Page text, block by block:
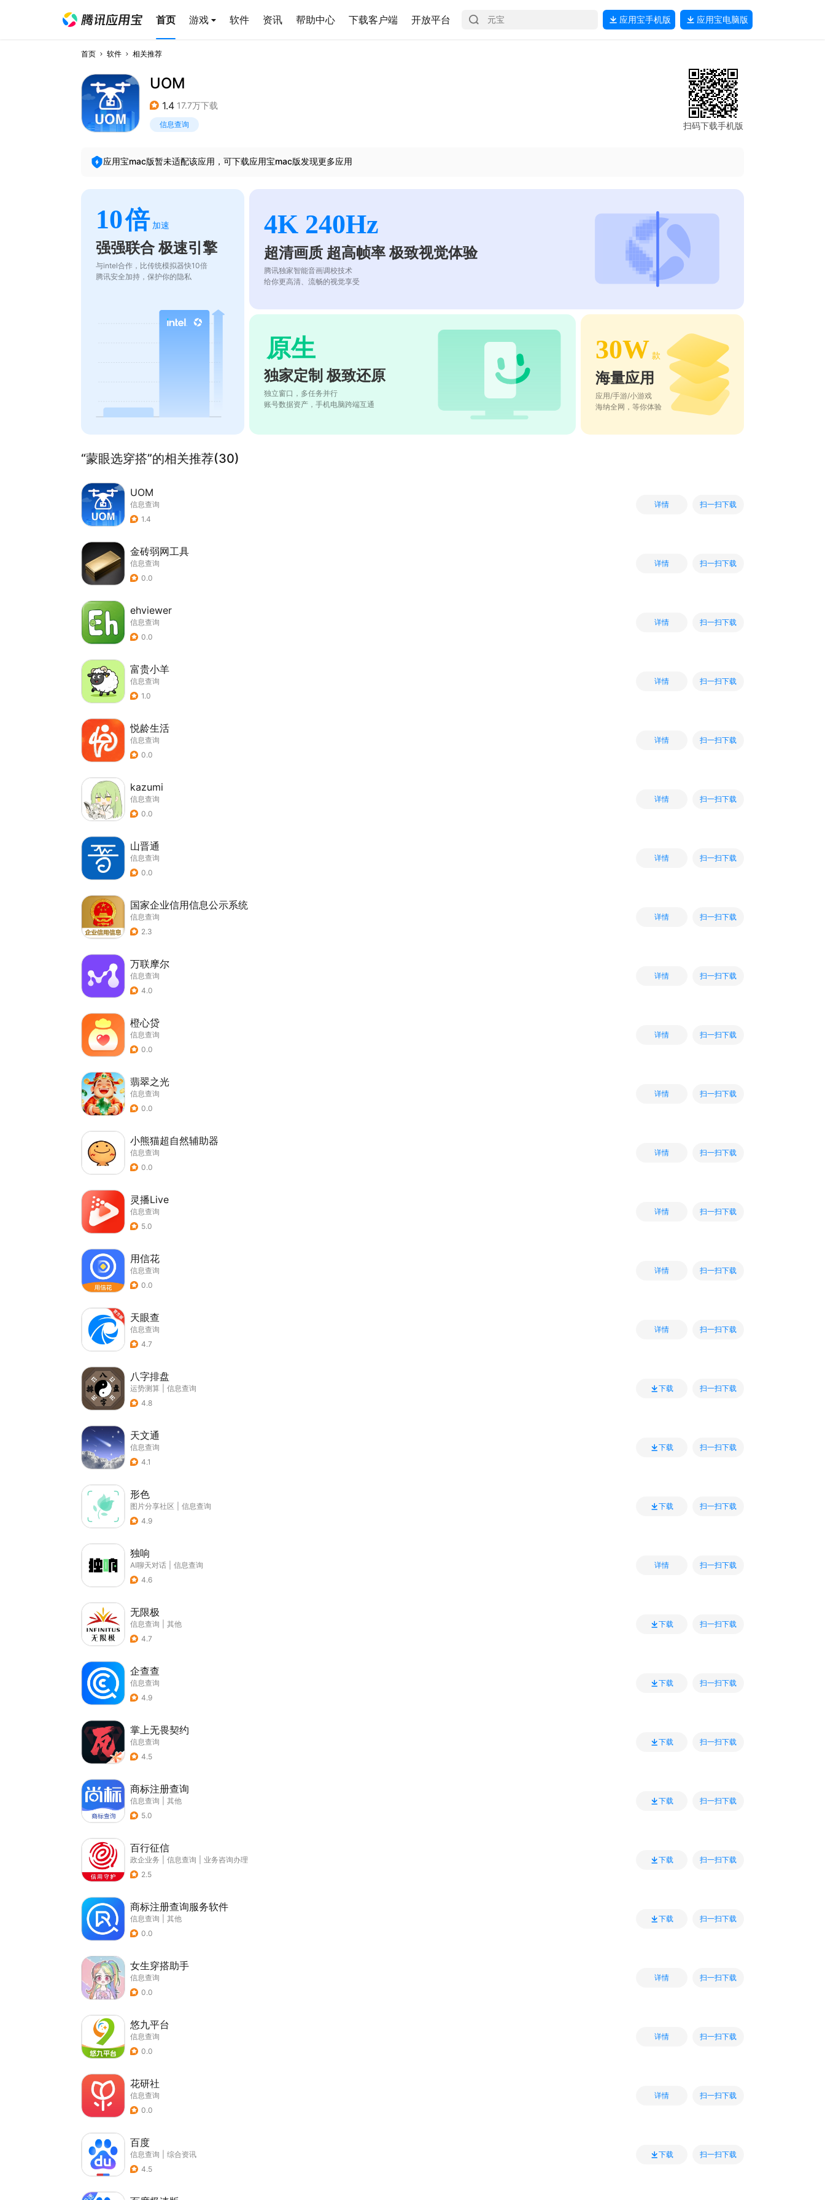
首页 游戏 软件 资讯 帮助中心 下载客户端 开放平台 应用宝手机版 应用宝电脑版
首页 软件 相关推荐
UOM
1.4 17.7万下载
信息查询 扫码下载手机版
应用宝mac版暂未适配该应用，可下载应用宝mac版发现更多应用
10倍 加速
强强联合 极速引擎
与intel合作，比传统模拟器快10倍
腾讯安全加持，保护你的隐私
4K 240Hz
超清画质 超高帧率 极致视觉体验
腾讯独家智能音画调校技术
给你更高清、流畅的视觉享受
原生
独家定制 极致还原
独立窗口，多任务并行
账号数据资产，手机电脑跨端互通
30W 款
海量应用
应用/手游/小游戏
海纳全网，等你体验
“蒙眼选穿搭”的相关推荐(30)
UOM
信息查询
1.4
详情 扫一扫下载
金砖弱网工具
信息查询
0.0
详情 扫一扫下载
ehviewer
信息查询
0.0
详情 扫一扫下载
富贵小羊
信息查询
1.0
详情 扫一扫下载
悦龄生活
信息查询
0.0
详情 扫一扫下载
kazumi
信息查询
0.0
详情 扫一扫下载
山晋通
信息查询
0.0
详情 扫一扫下载
国家企业信用信息公示系统
信息查询
2.3
详情 扫一扫下载
万联摩尔
信息查询
4.0
详情 扫一扫下载
橙心贷
信息查询
0.0
详情 扫一扫下载
翡翠之光
信息查询
0.0
详情 扫一扫下载
小熊猫超自然辅助器
信息查询
0.0
详情 扫一扫下载
灵播Live
信息查询
5.0
详情 扫一扫下载
用信花
信息查询
0.0
详情 扫一扫下载
天眼查
信息查询
4.7
详情 扫一扫下载
八字排盘
运势测算
信息查询
4.8
下载 扫一扫下载
天文通
信息查询
4.1
下载 扫一扫下载
形色
图片分享社区
信息查询
4.9
下载 扫一扫下载
独响
AI聊天对话
信息查询
4.6
详情 扫一扫下载
无限极
信息查询
其他
4.7
下载 扫一扫下载
企查查
信息查询
4.9
下载 扫一扫下载
掌上无畏契约
信息查询
4.5
下载 扫一扫下载
商标注册查询
信息查询
其他
5.0
下载 扫一扫下载
百行征信
政企业务 信息查询
业务咨询办理
2.5
下载 扫一扫下载
商标注册查询服务软件
信息查询
其他
0.0
下载 扫一扫下载
女生穿搭助手
信息查询
0.0
详情 扫一扫下载
悠九平台
信息查询
0.0
详情 扫一扫下载
花研社
信息查询
0.0
详情 扫一扫下载
百度
信息查询
综合资讯
4.5
下载 扫一扫下载